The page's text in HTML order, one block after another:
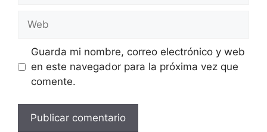
Guarda mi nombre, correo electrónico y web
en este navegador para la próxima vez que
comente.